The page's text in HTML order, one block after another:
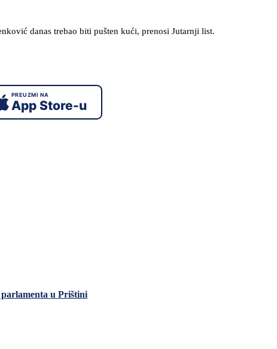
danas trebao biti pušten kući, prenosi Jutarnji list.
PREUZMI NA
App Store-u
u Prištini